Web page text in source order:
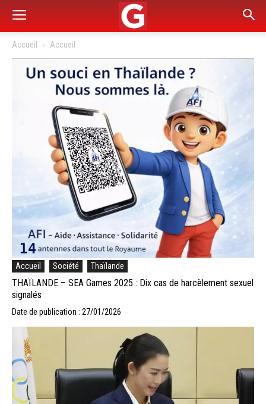
Accueil Accueil
Accueil Société Thaïlande
THAÏLANDE – SEA Games 2025 : Dix cas de harcèlement sexuel
signalés
Date de publication : 27/01/2026